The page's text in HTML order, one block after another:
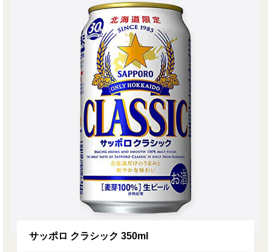
サッポロ クラシック 350ml